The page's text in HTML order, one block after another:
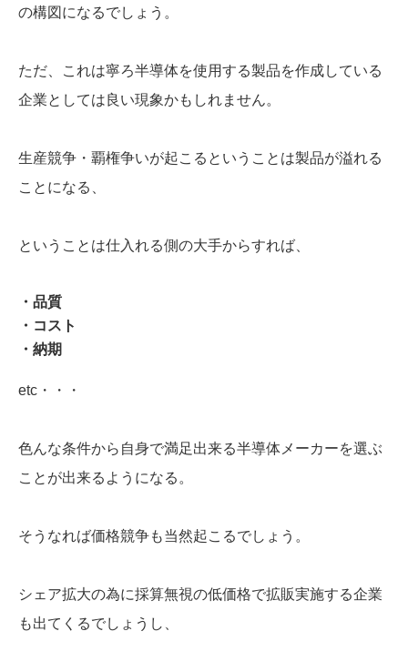
の構図になるでしょう。
ただ、これは寧ろ半導体を使用する製品を作成している
企業としては良い現象かもしれません。
生産競争・覇権争いが起こるということは製品が溢れる
ことになる、
ということは仕入れる側の大手からすれば、
・品質
・コスト
・納期
etc・・・
色んな条件から自身で満足出来る半導体メーカーを選ぶ
ことが出来るようになる。
そうなれば価格競争も当然起こるでしょう。
シェア拡大の為に採算無視の低価格で拡販実施する企業
も出てくるでしょうし、